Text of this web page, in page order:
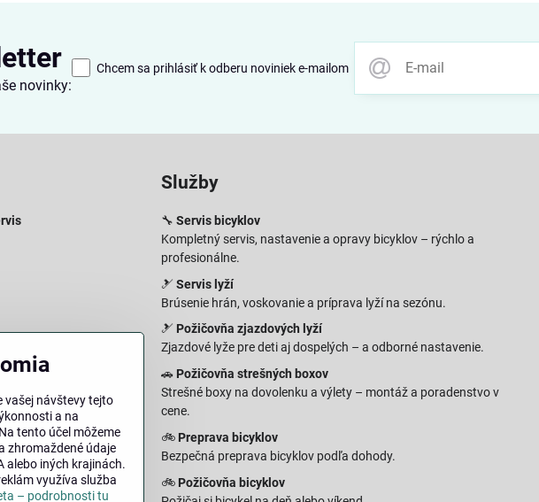
novinky:
Chcem sa prihlásiť k odberu noviniek e-mailom
16:00
trasa)
Služby
🔧 Servis bicyklov
Kompletný servis, nastavenie a opravy bicyklov – rýchlo a
profesionálne.
🎿 Servis lyží
Brúsenie hrán, voskovanie a príprava lyží na sezónu.
🎿 Požičovňa zjazdových lyží
Zjazdové lyže pre deti aj dospelých – a odborné nastavenie.
🚗 Požičovňa strešných boxov
Strešné boxy na dovolenku a výlety – montáž a poradenstvo v
cene.
🚲 Preprava bicyklov
Bezpečná preprava bicyklov podľa dohody.
🚲 Požičovňa bicyklov
vašej návštevy tejto
a na
tento účel môžeme
zhromaždené údaje
alebo iných krajinách.
využíva služba
– podrobnosti tu